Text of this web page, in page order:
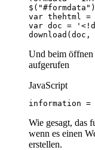
Und beim öffnen
aufgerufen
JavaScript
information =
Wie gesagt, das
wenn es einen
erstellen.